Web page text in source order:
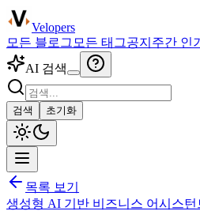
Velopers
모든 블로그 모든 태그공지 주간 인
AI 검색
검색 초기화
목록 보기
생성형 AI 기반 비즈니스 어시스턴